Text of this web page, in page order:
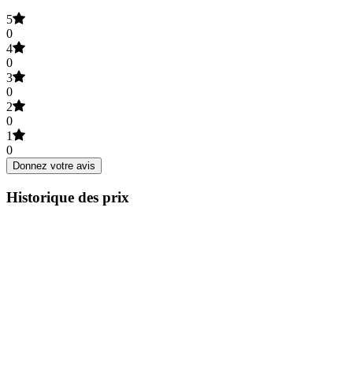
5
0
4
0
3
0
2
0
1
0
Donnez votre avis
Historique des prix